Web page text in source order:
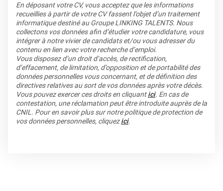
En déposant votre CV, vous acceptez que les informations
recueillies à partir de votre CV fassent l’objet d’un traitement
informatique destiné au Groupe LINKING TALENTS. Nous
collectons vos données afin d’étudier votre candidature, vous
intégrer à notre vivier de candidats et/ou vous adresser du
contenu en lien avec votre recherche d’emploi.
Vous disposez d’un droit d’accès, de rectification,
d’effacement, de limitation, d’opposition et de portabilité des
données personnelles vous concernant, et de définition des
directives relatives au sort de vos données après votre décès.
Vous pouvez exercer ces droits en cliquantici. En cas de
contestation, une réclamation peut être introduite auprès de la
CNIL. Pour en savoir plus sur notre politique de protection de
vos données personnelles, cliquezici.